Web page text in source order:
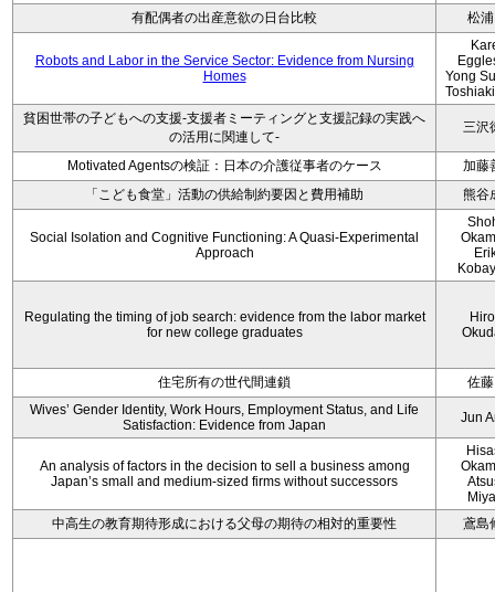
有配偶者の出産意欲の日台比較
松
Robots and Labor in the Service Sector: Evidence from Nursing
Homes
Yong
貧困世帯の子どもへの支援-支援者ミーティングと支援記録の実践へ
の活用に関連して-
三沢
Motivated Agentsの検証：日本の介護従事者のケース
加藤
「こども食堂」活動の供給制約要因と費用補助
熊谷
Social Isolation and Cognitive Functioning: A Quasi-Experimental
Approach
Regulating the timing of job search: evidence from the labor market
for new college graduates
住宅所有の世代間連鎖
佐
Wives’ Gender Identity, Work Hours, Employment Status, and Life
Satisfaction: Evidence from Japan
Jun
An analysis of factors in the decision to sell a business among
Japan’s small and medium-sized firms without successors
中高生の教育期待形成における父母の期待の相対的重要性
鳶島